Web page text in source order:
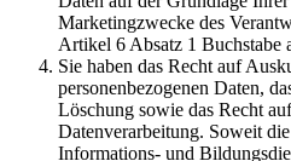
Marketingzwecke des
Artikel 6 Absatz 1 Buchstabe
Sie haben das Recht auf
personenbezogenen Daten,
Löschung sowie das Recht
Datenverarbeitung. Soweit
Informations- und